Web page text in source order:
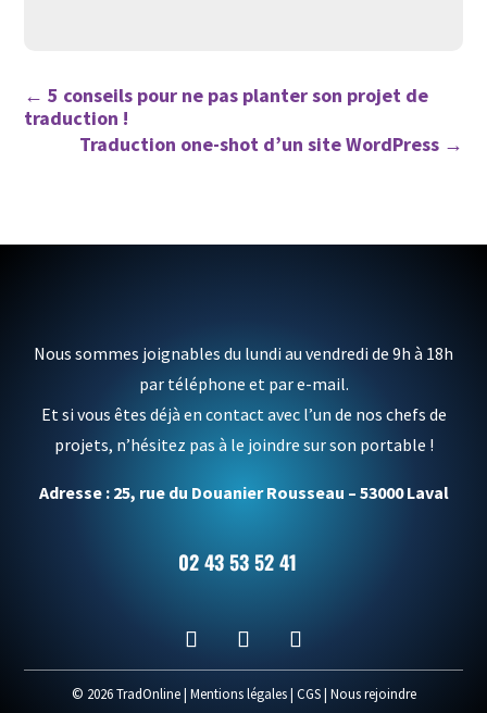
←5 conseils pour ne pas planter son projet de
traduction !
Traduction one-shot d’un site WordPress→
Nous sommes joignables du lundi au vendredi de 9h à 18h
par téléphone et par e-mail.
Et si vous êtes déjà en contact avec l’un de nos chefs de
projets, n’hésitez pas à le joindre sur son portable !
Adresse : 25, rue du Douanier Rousseau – 53000 Laval
02 43 53 52 41
© 2026 TradOnline | Mentions légales| CGS| Nous rejoindre